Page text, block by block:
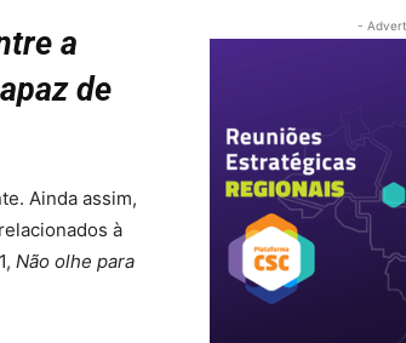
a
de
Ainda assim,
à
Não olhe para
-